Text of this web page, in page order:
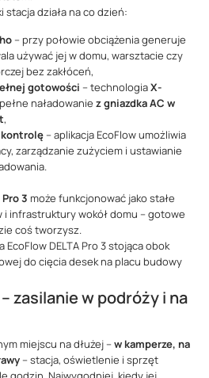
stacja działa na co dzień:
– przy połowie obciążenia generuje
używać jej w domu, warsztacie czy
bez zakłóceń,
gotowości – technologiaX-
naładowanie z gniazdka AC w
,
kontrolę – aplikacja EcoFlow umożliwia
zarządzanie zużyciem i ustawianie
Pro 3 może funkcjonować jako stałe
infrastruktury wokół domu – gotowe
coś tworzysz.
zasilanie w podróży i na
miejscu na dłużej –w kamperze, na
– stacja, oświetlenie i sprzęt